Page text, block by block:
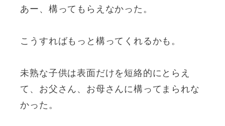
あー、構ってもらえなかった。
こうすればもっと構ってくれるかも。
未熟な子供は表面だけを短絡的にとらえ
て、お父さん、お母さんに構ってまられな
かった。